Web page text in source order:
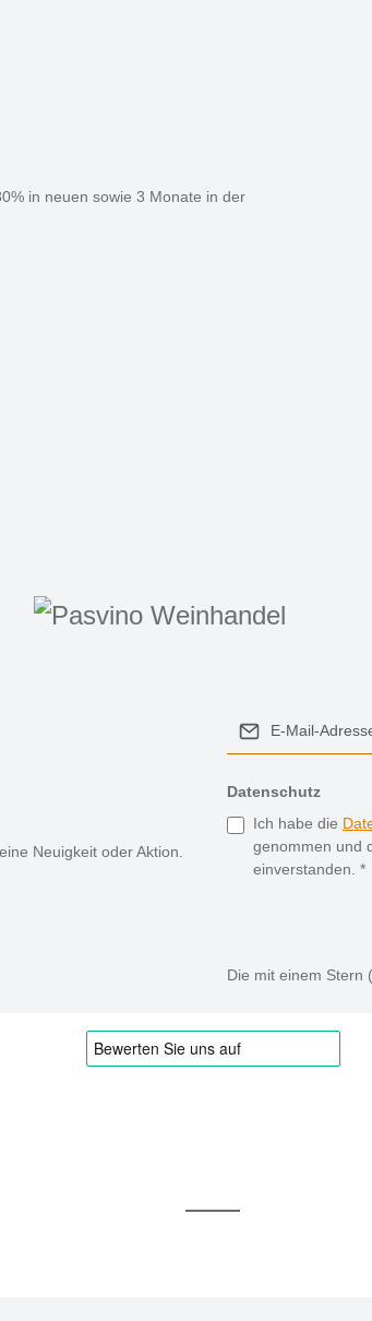
in neuen sowie 3 Monate in der
Neuigkeit oder Aktion.
Datenschutz
Ich habe die
genommen und
einverstanden. *
Die mit einem Stern